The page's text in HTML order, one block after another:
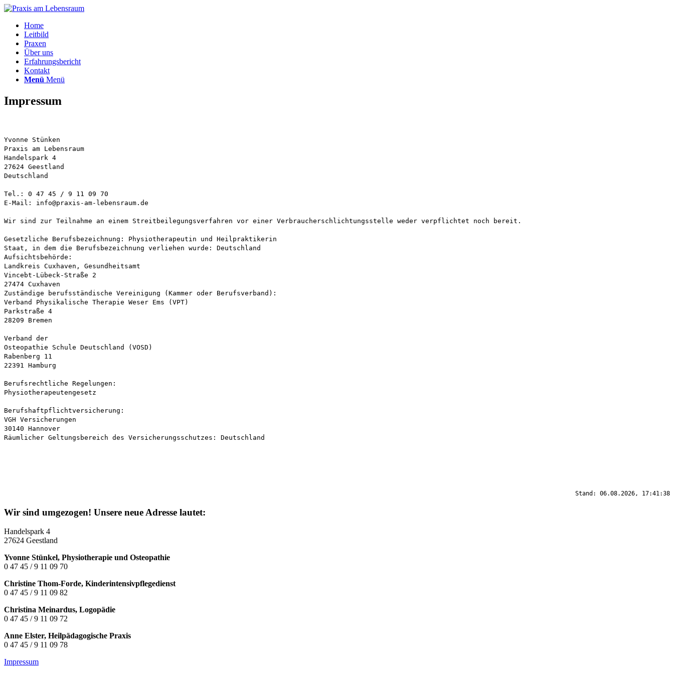
Home
Leitbild
Praxen
Über uns
Erfahrungsbericht
Kontakt
Menü Menü
Impressum
Yvonne Stünken
Praxis am Lebensraum
Handelspark 4
27624 Geestland
Deutschland
Tel.: 0 47 45 / 9 11 09 70
E-Mail: info@praxis-am-lebensraum.de
Wir sind zur Teilnahme an einem Streitbeilegungsverfahren vor einer Verbraucherschlichtungsstelle weder verpflichtet noch bereit.
Gesetzliche Berufsbezeichnung: Physiotherapeutin und Heilpraktikerin
Staat, in dem die Berufsbezeichnung verliehen wurde: Deutschland
Aufsichtsbehörde:
Landkreis Cuxhaven, Gesundheitsamt
Vincebt-Lübeck-Straße 2
27474 Cuxhaven
Zuständige berufsständische Vereinigung (Kammer oder Berufsverband):
Verband Physikalische Therapie Weser Ems (VPT)
Parkstraße 4
28209 Bremen
Verband der
Osteopathie Schule Deutschland (VOSD)
Rabenberg 11
22391 Hamburg
Berufsrechtliche Regelungen:
Physiotherapeutengesetz
Berufshaftpflichtversicherung:
VGH Versicherungen
30140 Hannover
Räumlicher Geltungsbereich des Versicherungsschutzes: Deutschland
Stand: 06.08.2026, 17:41:38
Wir sind umgezogen! Unsere neue Adresse lautet:
Handelspark 4
27624 Geestland
Yvonne Stünkel, Physiotherapie und Osteopathie
0 47 45 / 9 11 09 70
Christine Thom-Forde, Kinderintensivpflegedienst
0 47 45 / 9 11 09 82
Christina Meinardus, Logopädie
0 47 45 / 9 11 09 72
Anne Elster, Heilpädagogische Praxis
0 47 45 / 9 11 09 78
Impressum